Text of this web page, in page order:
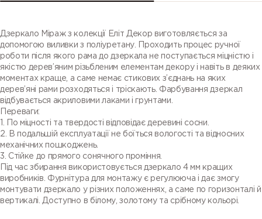
Дзеркало Міраж з колекції Еліт Декор виготовляється за
допомогою виливки з поліуретану. Проходить процес ручної
роботи після якого рама до дзеркала не поступається міцністю і
якістю дерев’яним різьбленим елементам декору і навіть в деяких
моментах краще, а саме немає стикових з’єднань на яких
дерев’яні рами розходяться і тріскають. Фарбування дзеркал
відбувається акриловими лаками і грунтами.
Переваги:
1. По міцності та твердості відповідає деревині сосни.
2. В подальшій експлуатації не боїться вологості та відносних
механічних пошкоджень.
3. Стійке до прямого сонячного проміння.
Під час збирання використовується дзеркало 4 мм кращих
виробників. Фурнітура для монтажу є регулююча і дає змогу
монтувати дзеркало у різних положеннях, а саме по горизонталі й
вертикалі. Доступно в білому, золотому та срібному кольорі.